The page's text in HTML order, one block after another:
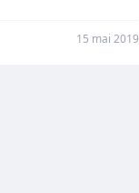
15 mai 2019